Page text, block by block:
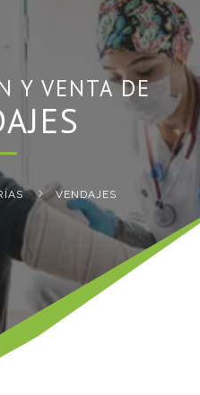
Y VENTA DE
VENDAJES